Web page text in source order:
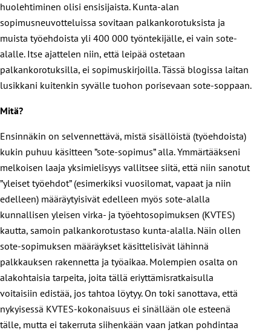
huolehtiminen olisi ensisijaista. Kunta-alan
sopimusneuvotteluissa sovitaan palkankorotuksista ja
muista työehdoista yli 400 000 työntekijälle, ei vain sote-
alalle. Itse ajattelen niin, että leipää ostetaan
palkankorotuksilla, ei sopimuskirjoilla. Tässä blogissa laitan
lusikkani kuitenkin syvälle tuohon porisevaan sote-soppaan.
Mitä?
Ensinnäkin on selvennettävä, mistä sisällöistä (työehdoista)
kukin puhuu käsitteen ”sote-sopimus” alla. Ymmärtääkseni
melkoisen laaja yksimielisyys vallitsee siitä, että niin sanotut
”yleiset työehdot” (esimerkiksi vuosilomat, vapaat ja niin
edelleen) määräytyisivät edelleen myös sote-alalla
kunnallisen yleisen virka- ja työehtosopimuksen (KVTES)
kautta, samoin palkankorotustaso kunta-alalla. Näin ollen
sote-sopimuksen määräykset käsittelisivät lähinnä
palkkauksen rakennetta ja työaikaa. Molempien osalta on
alakohtaisia tarpeita, joita tällä eriyttämisratkaisulla
voitaisiin edistää, jos tahtoa löytyy. On toki sanottava, että
nykyisessä KVTES-kokonaisuus ei sinällään ole esteenä
tälle, mutta ei takerruta siihenkään vaan jatkan pohdintaa